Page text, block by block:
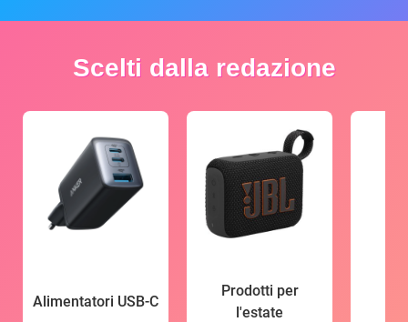
Scelti dalla redazione
Alimentatori USB-C
Prodotti per
l'estate